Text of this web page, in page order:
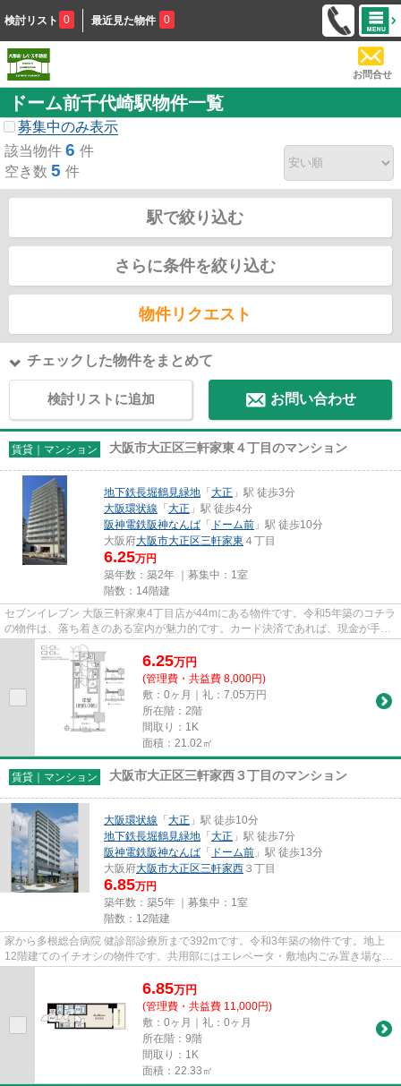
検討リスト 0 最近見た物件 0
お問合せ
ドーム前千代崎駅物件一覧
募集中のみ表示
該当物件 6 件
空き数 5 件
駅で絞り込む
さらに条件を絞り込む
物件リクエスト
チェックした物件をまとめて
検討リストに追加 お問い合わせ
賃貸｜マンション 大阪市大正区三軒家東４丁目のマンション
地下鉄長堀鶴見緑地 「 大正 」駅 徒歩3分
大阪環状線 「 大正 」駅 徒歩4分
阪神電鉄阪神なんば 「 ドーム前 」駅 徒歩10分
大阪府大阪市大正区三軒家東 ４丁目
6.25万円
築年数：築2年 ｜募集中： 1室
階数：14階建
セブンイレブン 大阪三軒家東4丁目店が44mにある物件です。令和5年築のコチラ
の物件は、落ち着きのある室内が魅力的です。カード決済であれば、現金が手元
になくてもお支払いできます...
6.25万円
(管理費・共益費 8,000円)
敷：0ヶ月｜礼：7.05万円
所在階：2階
間取り：1K
面積：21.02㎡
賃貸｜マンション 大阪市大正区三軒家西３丁目のマンション
大阪環状線 「 大正 」駅 徒歩10分
地下鉄長堀鶴見緑地 「 大正 」駅 徒歩7分
阪神電鉄阪神なんば 「 ドーム前 」駅 徒歩13分
大阪府大阪市大正区三軒家西 ３丁目
6.85万円
築年数：築5年 ｜募集中： 1室
階数：12階建
家から多根総合病院 健診部診療所まで392mです。令和3年築の物件です。地上
12階建てのイチオシの物件です。共用部にはエレベータ・敷地内ごみ置き場など
6.85万円
(管理費・共益費 11,000円)
敷：0ヶ月｜礼：0ヶ月
所在階：9階
間取り：1K
面積：22.33㎡